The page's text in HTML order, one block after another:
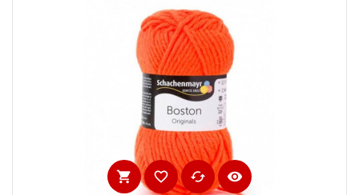
shopping_cart favorite_border cached visibility